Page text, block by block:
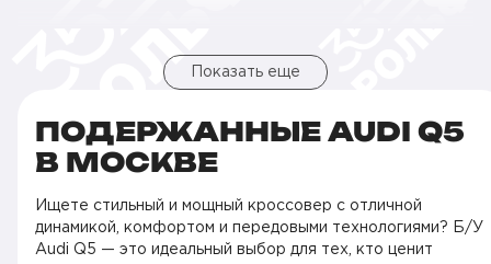
Показать еще
ПОДЕРЖАННЫЕ AUDI Q5
В МОСКВЕ
Ищете стильный и мощный кроссовер с отличной
динамикой, комфортом и передовыми технологиями? Б/У
Audi Q5 — это идеальный выбор для тех, кто ценит